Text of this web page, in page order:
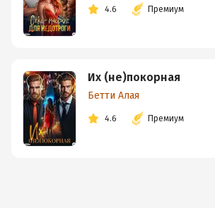
4.6 Премиум
Их (не)покорная
Бетти Алая
4.6 Премиум